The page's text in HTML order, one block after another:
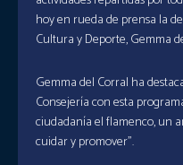
hoy en rueda de prensa la
Cultura y Deporte, Gemma
Gemma del Corral ha
Consejería con esta
ciudadanía el flamenco, un
cuidar y promover”.